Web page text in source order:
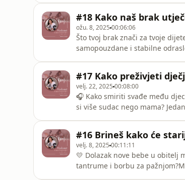
povezanost i kad uđem
#18 Kako naš brak
ožu. 8, 2025 00:06:06
Što tvoj brak znači za tvoje
samopouzdane i stabilne
izazovima.
#17 Kako preživjeti
velj. 22, 2025 00:08:00
🎧 Kako smiriti svađe među
si više sudac nego mama?
kada je vrijem
#16 Brineš kako će
velj. 8, 2025 00:11:11
💛 Dolazak nove bebe u obitelj
tantrume i borbu za